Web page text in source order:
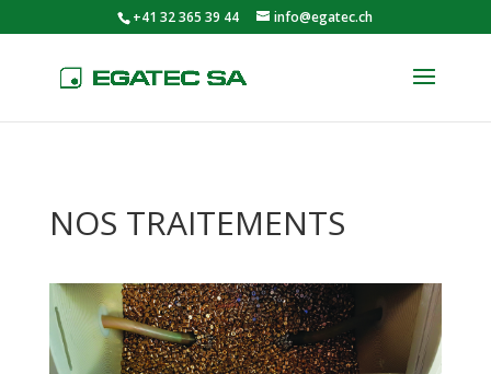
+41 32 365 39 44 info@egatec.ch
NOS TRAITEMENTS